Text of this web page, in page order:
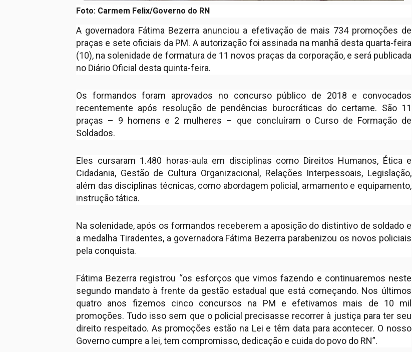
Foto: Carmem Felix/Governo do RN
A governadora Fátima Bezerra anunciou a efetivação de mais 734 promoções de
praças e sete oficiais da PM. A autorização foi assinada na manhã desta quarta-feira
(10), na solenidade de formatura de 11 novos praças da corporação, e será publicada
no Diário Oficial desta quinta-feira.
Os formandos foram aprovados no concurso público de 2018 e convocados
recentemente após resolução de pendências burocráticas do certame. São 11
praças – 9 homens e 2 mulheres – que concluíram o Curso de Formação de
Soldados.
Eles cursaram 1.480 horas-aula em disciplinas como Direitos Humanos, Ética e
Cidadania, Gestão de Cultura Organizacional, Relações Interpessoais, Legislação,
além das disciplinas técnicas, como abordagem policial, armamento e equipamento,
instrução tática.
Na solenidade, após os formandos receberem a aposição do distintivo de soldado e
a medalha Tiradentes, a governadora Fátima Bezerra parabenizou os novos policiais
pela conquista.
Fátima Bezerra registrou “os esforços que vimos fazendo e continuaremos neste
segundo mandato à frente da gestão estadual que está começando. Nos últimos
quatro anos fizemos cinco concursos na PM e efetivamos mais de 10 mil
promoções. Tudo isso sem que o policial precisasse recorrer à justiça para ter seu
direito respeitado. As promoções estão na Lei e têm data para acontecer. O nosso
Governo cumpre a lei, tem compromisso, dedicação e cuida do povo do RN”.